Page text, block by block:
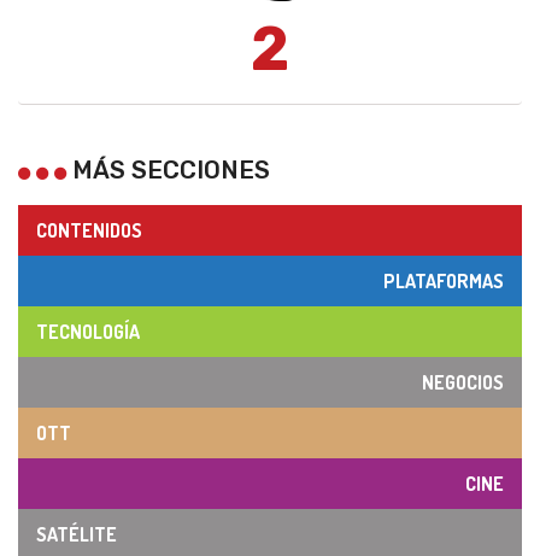
2
MÁS SECCIONES
CONTENIDOS
PLATAFORMAS
TECNOLOGÍA
NEGOCIOS
OTT
CINE
SATÉLITE